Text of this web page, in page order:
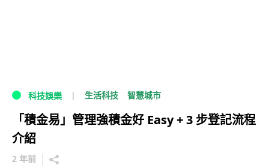
科技娛樂 生活科技 智慧城市
「積金易」管理強積金好 Easy + 3 步登記流程
介紹
2 年前